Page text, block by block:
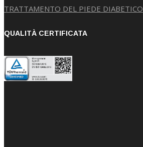
TRATTAMENTO DEL PIEDE DIABETICO
QUALITÀ CERTIFICATA